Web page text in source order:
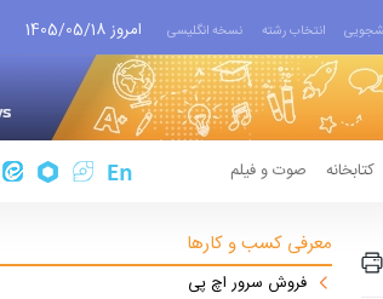
انتخاب رشته نسخه انگلیسی امروز 1405/05/18
کتابخانه صوت و فیلم
معرفی کسب و کارها
فروش سرور اچ پی